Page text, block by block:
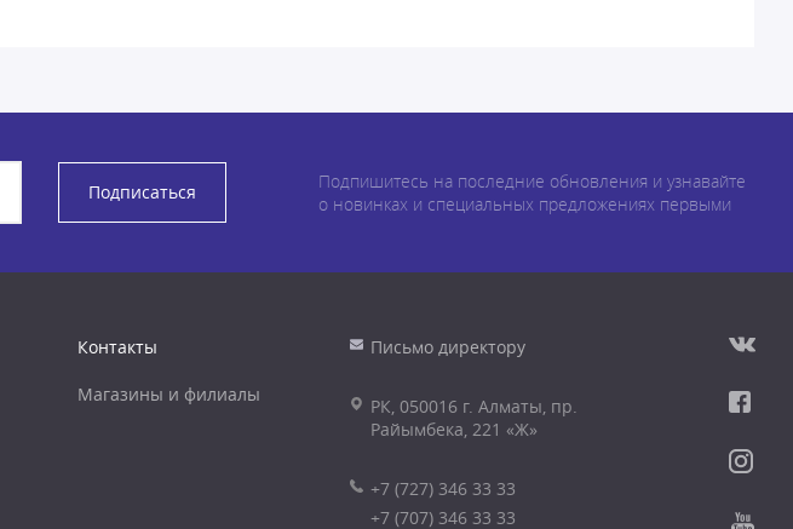
Подписаться
Подпишитесь на последние обновления и узнавайте
о новинках и специальных предложениях первыми
Контакты
Магазины и филиалы
Письмо директору
РК, 050016 г. Алматы, пр.
Райымбека, 221 «Ж»
+7 (727) 346 33 33
+7 (707) 346 33 33